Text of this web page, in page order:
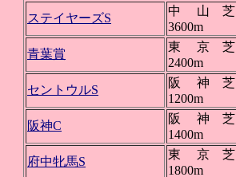
ステイヤーズS
中 山 芝
3600m
青葉賞
東 京 芝
2400m
セントウルS
阪 神 芝
1200m
阪神C
阪 神 芝
1400m
府中牝馬S
東 京 芝
1800m